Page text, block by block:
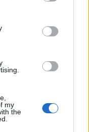
my
the il sud